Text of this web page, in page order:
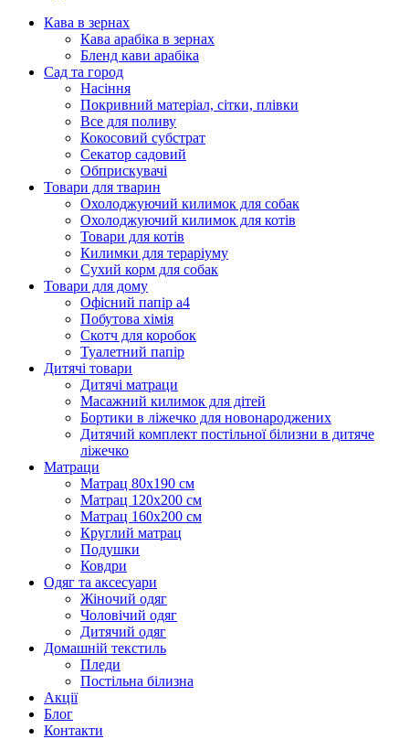
Кава в зернах
Кава арабіка в зернах
Бленд кави арабіка
Сад та город
Насіння
Покривний матеріал, сітки, плівки
Все для поливу
Кокосовий субстрат
Секатор садовий
Обприскувачі
Товари для тварин
Охолоджуючий килимок для собак
Охолоджуючий килимок для котів
Товари для котів
Килимки для тераріуму
Сухий корм для собак
Товари для дому
Офісний папір а4
Побутова хімія
Скотч для коробок
Туалетний папір
Дитячі товари
Дитячі матраци
Масажний килимок для дітей
Бортики в ліжечко для новонароджених
Дитячий комплект постільної білизни в дитяче
ліжечко
Матраци
Матрац 80х190 см
Матрац 120х200 см
Матрац 160х200 см
Круглий матрац
Подушки
Ковдри
Одяг та аксесуари
Жіночий одяг
Чоловічий одяг
Дитячий одяг
Домашній текстиль
Пледи
Постільна білизна
Акції
Блог
Контакти